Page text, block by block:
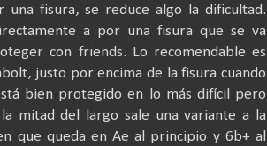
fisura, se reduce algo la dificultad.
a por una fisura que se va
con friends. Lo recomendable es
justo por encima de la fisura cuando
bien protegido en lo más difícil pero
mitad del largo sale una variante a la
que queda en Ae al principio y 6b+ al